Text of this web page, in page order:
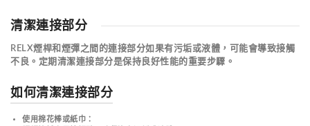
清潔連接部分
RELX煙桿和煙彈之間的連接部分如果有污垢或液體，可能會導致接觸
不良。 定期清潔連接部分是保持良好性能的重要步驟 。
如何清潔連接部分
使用棉花棒或紙巾 ：